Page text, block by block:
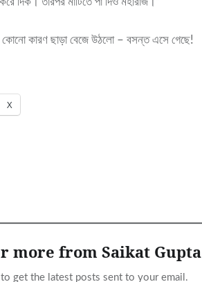
কোনো কারণ ছাড়া বেজে উঠলো – বসন্ত এসে গেছে!
X
more from Saikat Gupta
to get the latest posts sent to your email.